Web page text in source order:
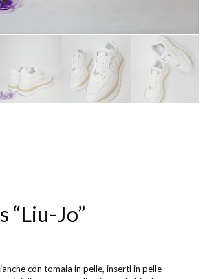
“Liu-Jo”
con tomaia in pelle, inserti in pelle